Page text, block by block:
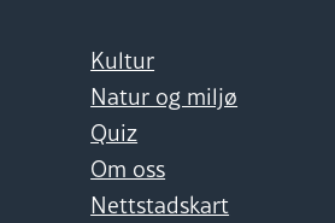
Kultur
Natur og miljø
Quiz
Om oss
Nettstadskart